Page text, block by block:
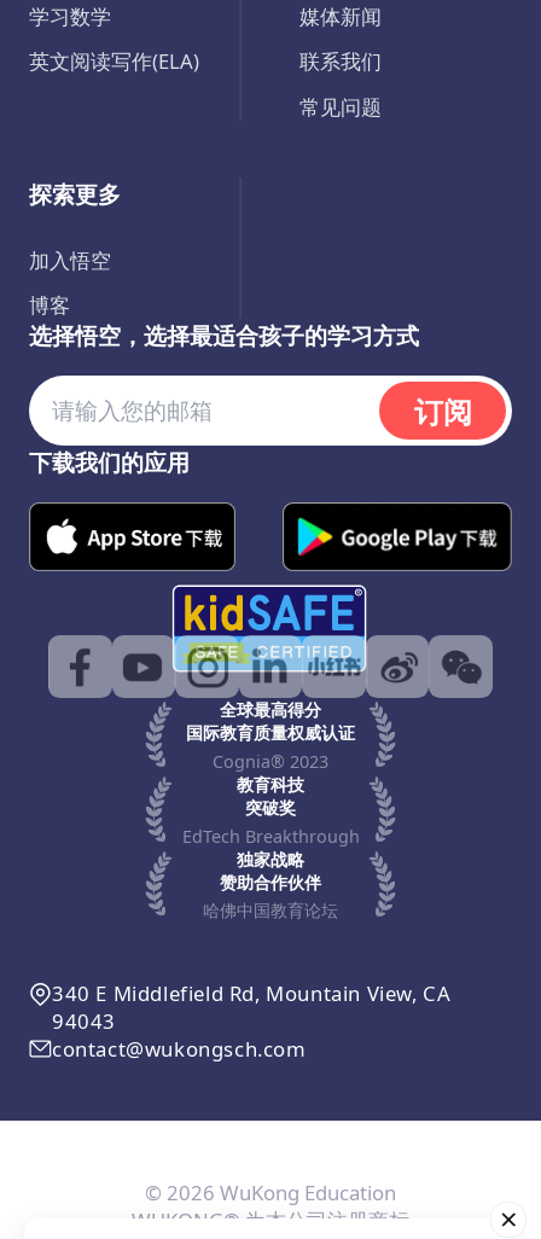
学习数学
英文阅读写作(ELA)
媒体新闻
联系我们
常见问题
探索更多
加入悟空
博客
选择悟空，选择最适合孩子的学习方式
订阅
下载我们的应用
全球最高得分
国际教育质量权威认证
Cognia® 2023
教育科技
突破奖
EdTech Breakthrough
独家战略
赞助合作伙伴
哈佛中国教育论坛
340 E Middlefield Rd, Mountain View, CA
94043
contact@wukongsch.com
© 2026 WuKong Education
WUKONG® 为本公司注册商标